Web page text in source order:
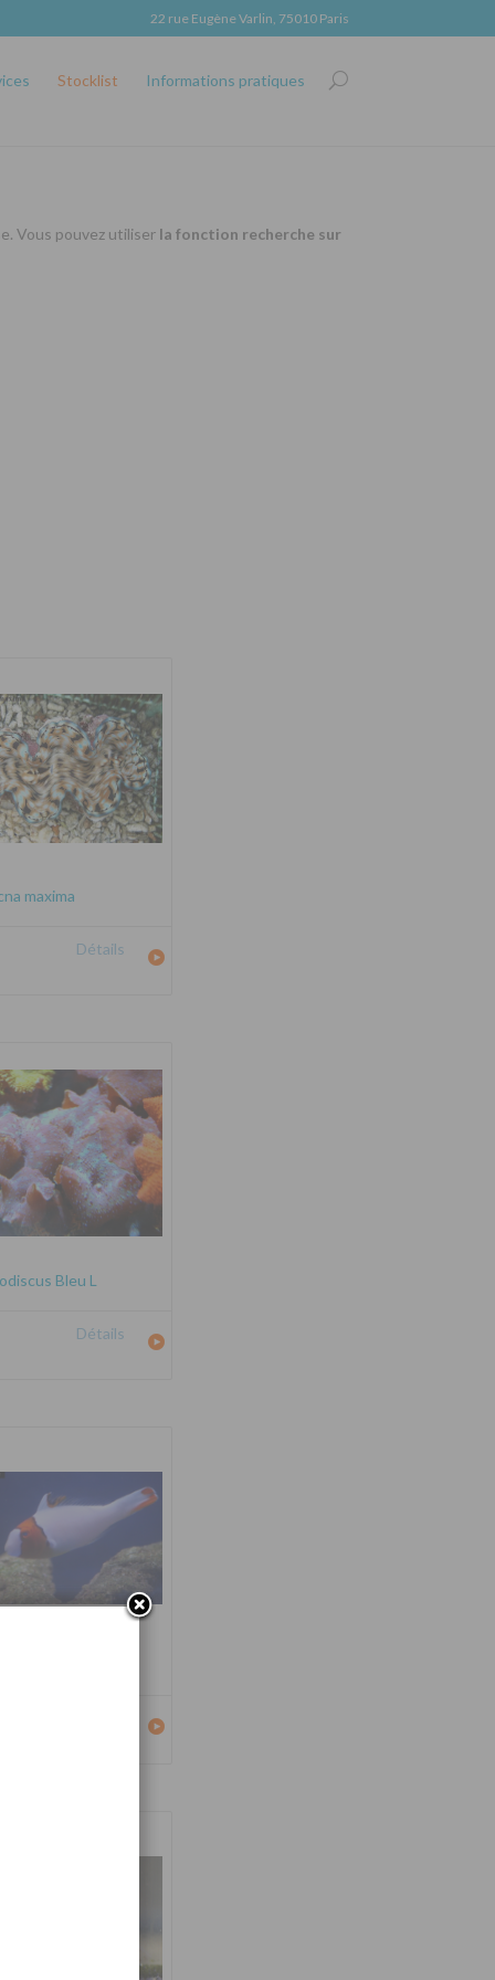
22 rue Eugène Varlin, 75010 Paris
Stocklist Informations pratiques
Vous pouvez utiliser la fonction recherche sur
maxima
Détails
Bleu L
Détails